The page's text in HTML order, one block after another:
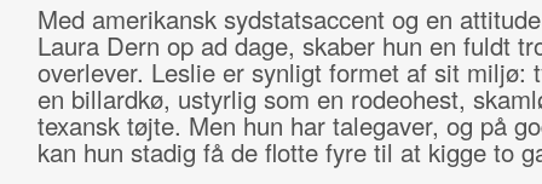
Med amerikansk sydstatsaccent og en
Laura Dern op ad dage, skaber hun en fuldt
overlever. Leslie er synligt formet af sit miljø:
en billardkø, ustyrlig som en rodeohest,
texansk tøjte. Men hun har talegaver, og på
kan hun stadig få de flotte fyre til at kigge to